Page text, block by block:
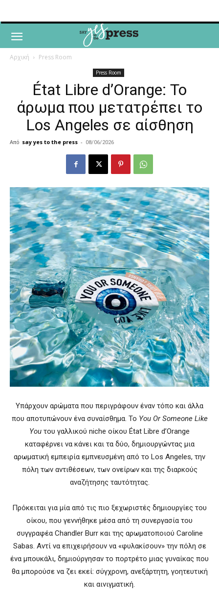
Αρχική Press Room
Press Room
État Libre d’Orange: Το
άρωμα που μετατρέπει το
Los Angeles σε αίσθηση
Από say yes to the press - 08/06/2026
Υπάρχουν αρώματα που περιγράφουν έναν τόπο και άλλα
που αποτυπώνουν ένα συναίσθημα. Το You Or Someone Like
You του γαλλικού niche οίκου État Libre d’Orange
καταφέρνει να κάνει και τα δύο, δημιουργώντας μια
αρωματική εμπειρία εμπνευσμένη από το Los Angeles, την
πόλη των αντιθέσεων, των ονείρων και της διαρκούς
αναζήτησης ταυτότητας.
Πρόκειται για μία από τις πιο ξεχωριστές δημιουργίες του
οίκου, που γεννήθηκε μέσα από τη συνεργασία του
συγγραφέα Chandler Burr και της αρωματοποιού Caroline
Sabas. Αντί να επιχειρήσουν να «φυλακίσουν» την πόλη σε
ένα μπουκάλι, δημιούργησαν το πορτρέτο μιας γυναίκας που
θα μπορούσε να ζει εκεί: σύγχρονη, ανεξάρτητη, γοητευτική
και αινιγματική.